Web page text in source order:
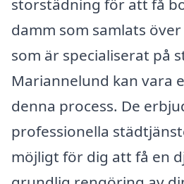
storstädning för att få
damm som samlats
som är specialiserat på
Mariannelund kan vara
denna process. De
professionella
möjligt för dig att få en